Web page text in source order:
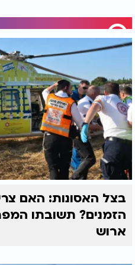
בצל האסונות: האם
הזמנים? תשובתו
ארוש